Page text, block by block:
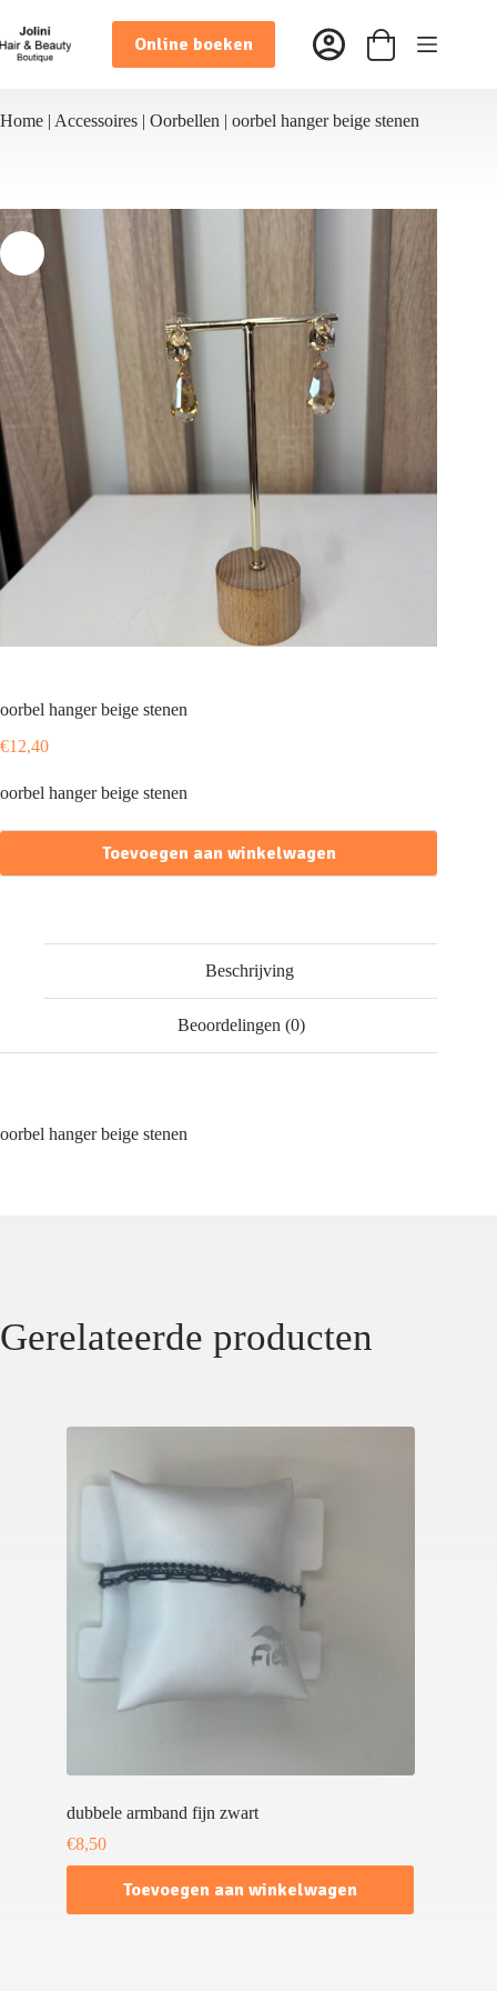
naar
de
inhoud
Online boeken Winkelwagen
Home | Accessoires | Oorbellen | oorbel hanger beige stenen
oorbel hanger beige stenen
€12,40
oorbel hanger beige stenen
Toevoegen aan winkelwagen
Beschrijving
Beoordelingen (0)
oorbel hanger beige stenen
Gerelateerde producten
dubbele armband fijn zwart
€8,50
Toevoegen aan winkelwagen